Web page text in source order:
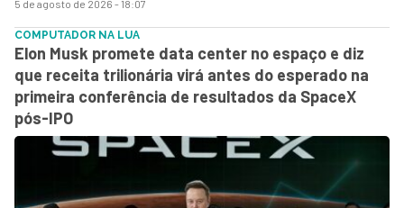
5 de agosto de 2026 - 18:07
COMPUTADOR NA LUA
Elon Musk promete data center no espaço e diz
que receita trilionária virá antes do esperado na
primeira conferência de resultados da SpaceX
pós-IPO